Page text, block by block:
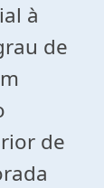
à
de
de